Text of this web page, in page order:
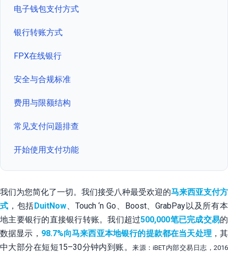
电子钱包支付方式
银行转账方式
FPX在线银行
安全与合规标准
费用与限额结构
常见支付问题排查
开始使用支付功能
我们为您简化了一切。我们接受八种最受欢迎的马来西亚支付方
式 ，包括 DuitNow、Touch ‘n Go、Boost、GrabPay以及所有本
地主要银行的直接银行转账。我们超过500,000笔已完成交易的
数据显示， 98.7%向马来西亚本地银行的提款都在当天处理 ，其
中大部分在短短15–30分钟内到账。来源：iBET内部交易日志，2016